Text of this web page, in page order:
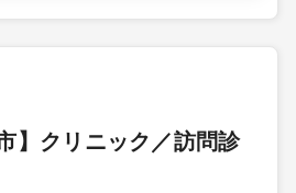
】クリニック／訪問診